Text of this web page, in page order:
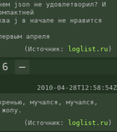
json не удовлетворил? И
j в начале не нравится
апреля
(Источник:
loglist.ru )
6 –
2010-04-28T12:58:54Z
мучался, мучался,
(Источник:
loglist.ru )